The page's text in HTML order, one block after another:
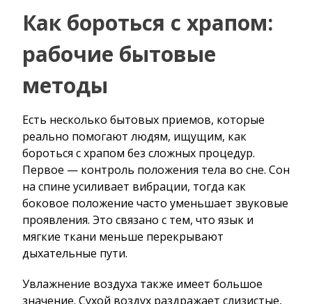
Как бороться с храпом:
рабочие бытовые
методы
Есть несколько бытовых приемов, которые
реально помогают людям, ищущим, как
бороться с храпом без сложных процедур.
Первое — контроль положения тела во сне. Сон
на спине усиливает вибрации, тогда как
боковое положение часто уменьшает звуковые
проявления. Это связано с тем, что язык и
мягкие ткани меньше перекрывают
дыхательные пути.
Увлажнение воздуха также имеет большое
значение. Сухой воздух раздражает слизистые,